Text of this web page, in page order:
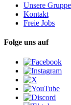
Unsere Gruppe
Kontakt
Freie Jobs
Folge uns auf